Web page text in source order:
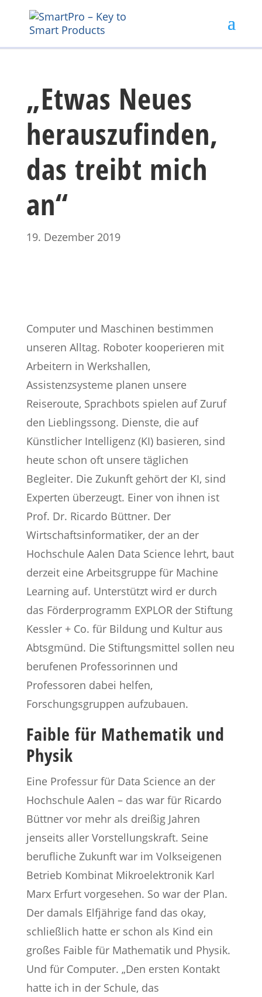
„Etwas Neues
herauszufinden,
das treibt mich
an“
19. Dezember 2019
Computer und Maschinen bestimmen
unseren Alltag. Roboter kooperieren mit
Arbeitern in Werkshallen,
Assistenzsysteme planen unsere
Reiseroute, Sprachbots spielen auf Zuruf
den Lieblingssong. Dienste, die auf
Künstlicher Intelligenz (KI) basieren, sind
heute schon oft unsere täglichen
Begleiter. Die Zukunft gehört der KI, sind
Experten überzeugt. Einer von ihnen ist
Prof. Dr. Ricardo Büttner. Der
Wirtschaftsinformatiker, der an der
Hochschule Aalen Data Science lehrt, baut
derzeit eine Arbeitsgruppe für Machine
Learning auf. Unterstützt wird er durch
das Förderprogramm EXPLOR der Stiftung
Kessler + Co. für Bildung und Kultur aus
Abtsgmünd. Die Stiftungsmittel sollen neu
berufenen Professorinnen und
Professoren dabei helfen,
Forschungsgruppen aufzubauen.
Faible für Mathematik und
Physik
Eine Professur für Data Science an der
Hochschule Aalen – das war für Ricardo
Büttner vor mehr als dreißig Jahren
jenseits aller Vorstellungskraft. Seine
berufliche Zukunft war im Volkseigenen
Betrieb Kombinat Mikroelektronik Karl
Marx Erfurt vorgesehen. So war der Plan.
Der damals Elfjährige fand das okay,
schließlich hatte er schon als Kind ein
großes Faible für Mathematik und Physik.
Und für Computer. „Den ersten Kontakt
hatte ich in der Schule, das